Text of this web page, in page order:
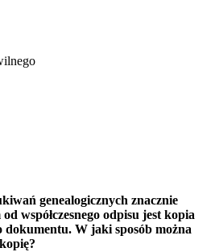
genealogicznych znacznie
współczesnego odpisu jest kopia
dokumentu. W jaki sposób można